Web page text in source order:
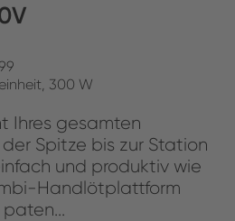
300 W
Ihres gesamten
Spitze bis zur Station
und produktiv wie
Handlötplattform